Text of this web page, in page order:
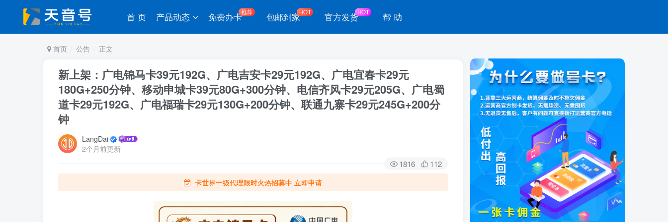
首 页 产品动态 免费办卡推荐 包邮到家HOT 官方发货HOT 帮 助
首页 公告 正文
新上架：广电锦马卡39元192G、广电吉安卡29元192G、广电宜春卡29元
180G+250分钟、移动申城卡39元80G+300分钟、电信齐风卡29元205G、广电蜀
道卡29元192G、广电福瑞卡29元130G+200分钟、联通九寨卡29元245G+200分
钟
LangDai
2个月前更新
1816 112
卡世界一级代理限时火热招募中 立即申请